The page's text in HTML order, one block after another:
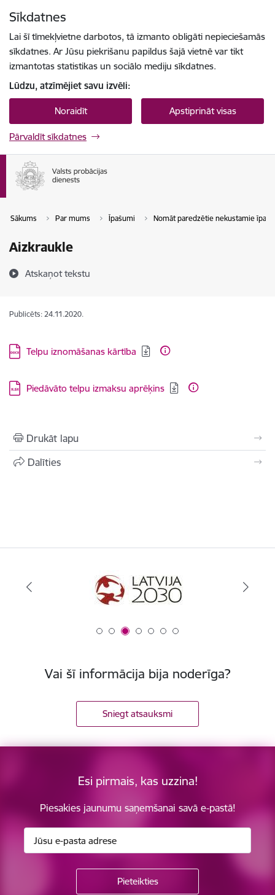
Sīkdatnes
Lai šī tīmekļvietne darbotos, tā izmanto obligāti nepieciešamās
sīkdatnes. Ar Jūsu piekrišanu papildus šajā vietnē var tikt
izmantotas statistikas un sociālo mediju sīkdatnes.
Lūdzu, atzīmējiet savu izvēli:
Noraidīt Apstiprināt visas
Pārvaldīt sīkdatnes
Sākums Par mums Īpašumi Nomāt paredzētie nekustamie
Aizkraukle
Atskaņot tekstu
Publicēts: 24.11.2020.
Lejupielādēt:
Telpu iznomāšanas kārtība
Lejupielādēt:
Piedāvāto telpu izmaksu aprēķins
Drukāt lapu
Dalīties
Vai šī informācija bija noderīga?
Sniegt atsauksmi
Esi pirmais, kas uzzina!
Piesakies jaunumu saņemšanai savā e-pastā!